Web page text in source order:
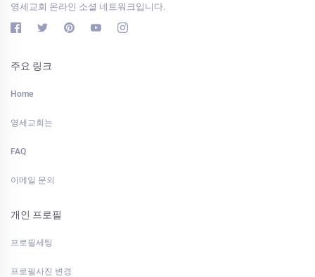
영세교회 온라인 소셜 네트워크입니다.
주요 링크
Home
영세교회는
FAQ
이메일 문의
개인 프로필
프로필세팅
프로필사진 변경